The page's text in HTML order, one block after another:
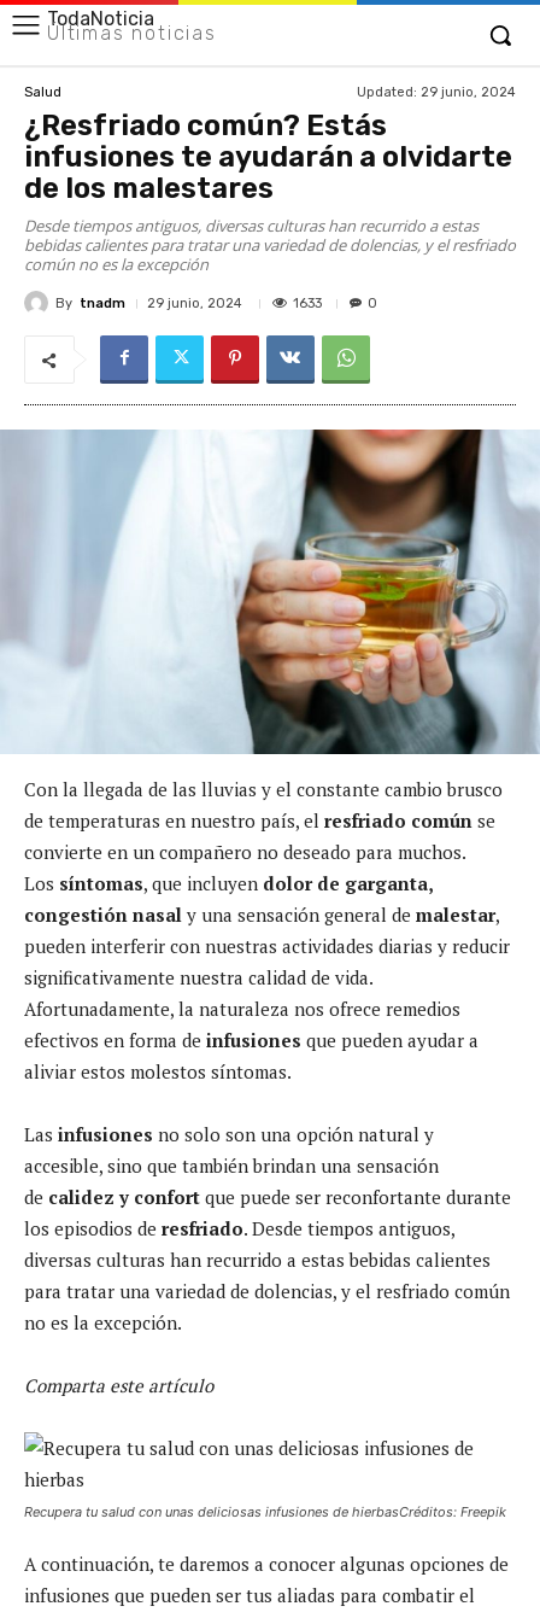
TodaNoticia
Últimas noticias
Salud Updated: 29 junio, 2024
¿Resfriado común? Estás
infusiones te ayudarán a olvidarte
de los malestares
Desde tiempos antiguos, diversas culturas han recurrido a estas
bebidas calientes para tratar una variedad de dolencias, y el resfriado
común no es la excepción
By tnadm 29 junio, 2024 1633 0
Con la llegada de las lluvias y el constante cambio brusco
de temperaturas en nuestro país, el resfriado común se
convierte en un compañero no deseado para muchos.
Los síntomas, que incluyen dolor de garganta,
congestión nasal y una sensación general de malestar,
pueden interferir con nuestras actividades diarias y reducir
significativamente nuestra calidad de vida.
Afortunadamente, la naturaleza nos ofrece remedios
efectivos en forma de infusiones que pueden ayudar a
aliviar estos molestos síntomas.
Las infusiones no solo son una opción natural y
accesible, sino que también brindan una sensación
de calidez y confort que puede ser reconfortante durante
los episodios de resfriado. Desde tiempos antiguos,
diversas culturas han recurrido a estas bebidas calientes
para tratar una variedad de dolencias, y el resfriado común
no es la excepción.
Comparta este artículo
Recupera tu salud con unas deliciosas infusiones de hierbasCréditos: Freepik
A continuación, te daremos a conocer algunas opciones de
infusiones que pueden ser tus aliadas para combatir el